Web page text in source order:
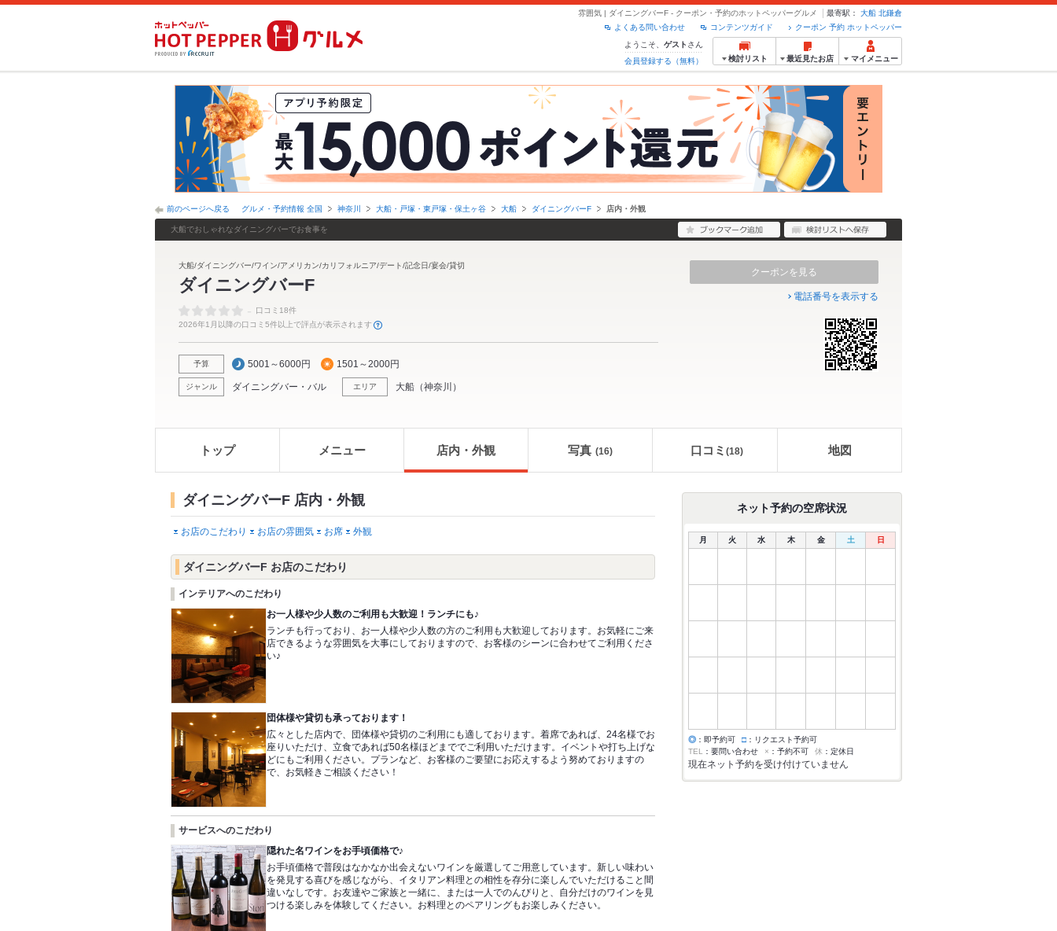
雰囲気 | ダイニングバーF - クーポン・予約のホットペッパーグルメ 最寄駅： 大船 北鎌倉
クーポン 予約 ホットペッパー
コンテンツガイド
よくある問い合わせ
ようこそ、 ゲスト さん
会員登録する（無料）
検討リスト 最近見たお店 マイメニュー
前のページへ戻る グルメ・予約情報 全国 神奈川 大船・戸塚・東戸塚・保土ヶ谷 大船 ダイニングバーF 店内・外観
大船でおしゃれなダイニングバーでお食事を
大船/ダイニングバー/ワイン/アメリカン/カリフォルニア/デート/記念日/宴会/貸切
ダイニングバーF
-
口コミ18件
2026年1月以降の口コミ5件以上で評点が表示されます
予算 5001～6000円 1501～2000円
ジャンル ダイニングバー・バル エリア 大船 （神奈川 ）
クーポンを見る
電話番号を表示する
トップ メニュー 店内・外観 写真 (16) 口コミ (18) 地図
ダイニングバーF 店内・外観
お店のこだわり お店の雰囲気 お席 外観
ダイニングバーF お店のこだわり
インテリアへのこだわり
お一人様や少人数のご利用も大歓迎！ランチにも♪
ランチも行っており、お一人様や少人数の方のご利用も大歓迎しております。お気軽にご来
店できるような雰囲気を大事にしておりますので、お客様のシーンに合わせてご利用くださ
い♪
団体様や貸切も承っております！
広々とした店内で、団体様や貸切のご利用にも適しております。着席であれば、24名様でお
座りいただけ、立食であれば50名様ほどまででご利用いただけます。イベントや打ち上げな
どにもご利用ください。プランなど、お客様のご要望にお応えするよう努めておりますの
で、お気軽きご相談ください！
サービスへのこだわり
隠れた名ワインをお手頃価格で♪
お手頃価格で普段はなかなか出会えないワインを厳選してご用意しています。新しい味わい
を発見する喜びを感じながら、イタリアン料理との相性を存分に楽しんでいただけること間
違いなしです。お友達やご家族と一緒に、または一人でのんびりと、自分だけのワインを見
つける楽しみを体験してください。お料理とのペアリングもお楽しみください。
ネット予約の空席状況
月 火 水 木 金 土 日
◎ ：即予約可 □ ：リクエスト予約可
TEL
：要問い合わせ × ：予約不可 休 ：定休日
現在ネット予約を受け付けていません